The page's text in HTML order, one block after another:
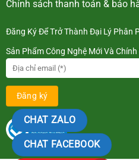
Chính sách thanh toán & bảo
Đăng Ký Để Trở Thành Đại Lý Phân
Sản Phẩm Công Nghệ Mới Và
CHAT ZALO
CHAT FACEBOOK